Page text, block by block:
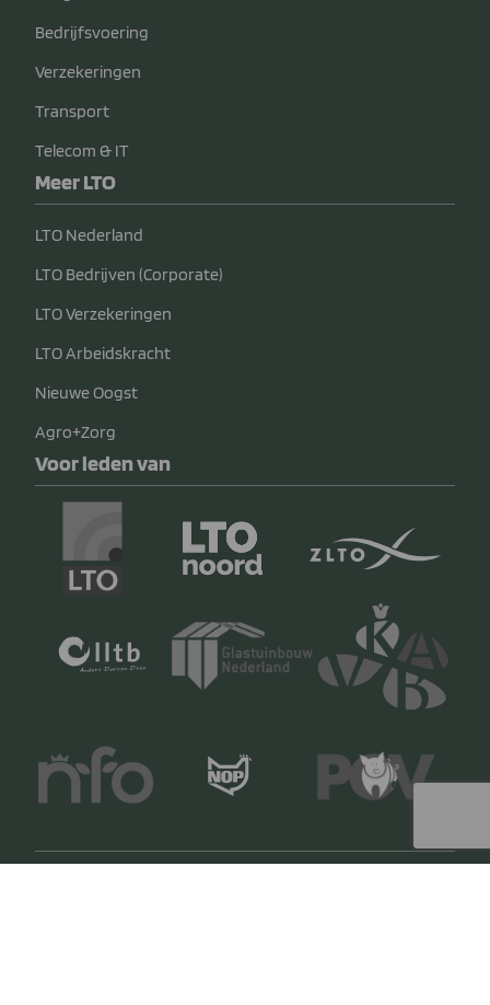
Bedrijfsvoering
Verzekeringen
Transport
Telecom & IT
Meer LTO
LTO Nederland
LTO Bedrijven (Corporate)
LTO Verzekeringen
LTO Arbeidskracht
Nieuwe Oogst
Agro+Zorg
Voor leden van